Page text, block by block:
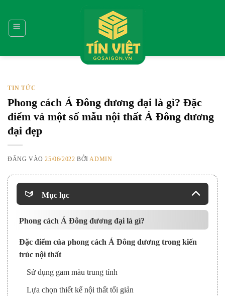
qua
nội
TIN TỨC
Phong cách Á Đông đương đại là gì? Đặc
điểm và một số mẫu nội thất Á Đông đương
đại đẹp
ĐĂNG VÀO25/06/2022 BỞI ADMIN
Mục lục
Phong cách Á Đông đương đại là gì?
Đặc điểm của phong cách Á Đông dương trong kiến
trúc nội thất
Sử dụng gam màu trung tính
Lựa chọn thiết kế nội thất tối giản